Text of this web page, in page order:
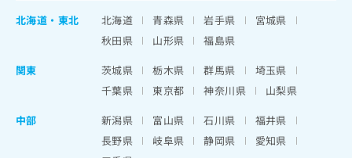
北海道 ・ 東北 北海道 青森県 岩手県
宮城県
秋田県
山形県
福島県
関東
茨城県 栃木県 群馬県
埼玉県
千葉県
東京都 神奈川県
山梨県
中部
新潟県 富山県 石川県
福井県
長野県
岐阜県 静岡県
愛知県